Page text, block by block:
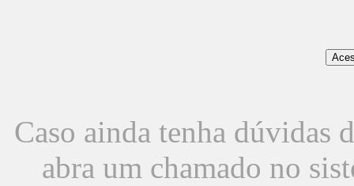
Caso ainda tenha dúvidas
abra um chamado no